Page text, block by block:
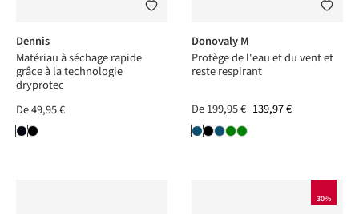
Dennis
Matériau à séchage rapide
grâce à la technologie
dryprotec
De49,95 €
Donovaly M
Protège de l'eau et du vent et
reste respirant
De199,95 € 139,97 €
30%